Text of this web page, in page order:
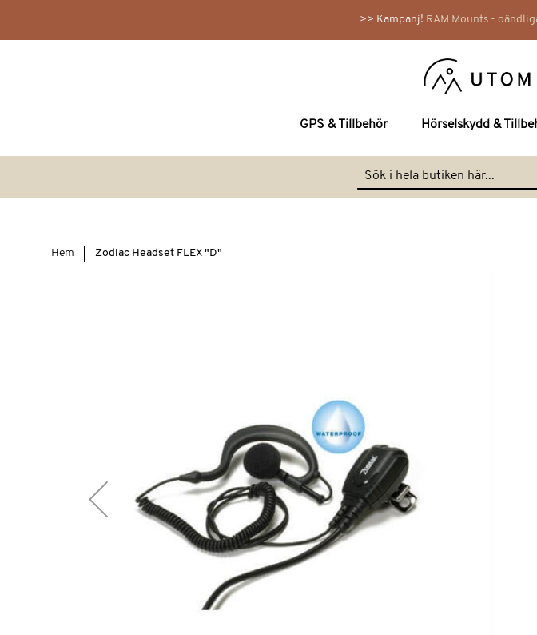
>> Kampanj! RAM Mounts -
GPS & Tillbehör Hörselskydd &
Hem Zodiac Headset FLEX "D"